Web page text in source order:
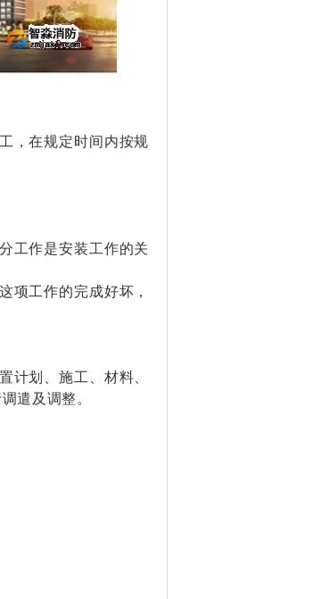
，在规定时间内按规
工作是安装工作的关
项工作的完成好坏，
计划、施工、材料、
遣及调整。